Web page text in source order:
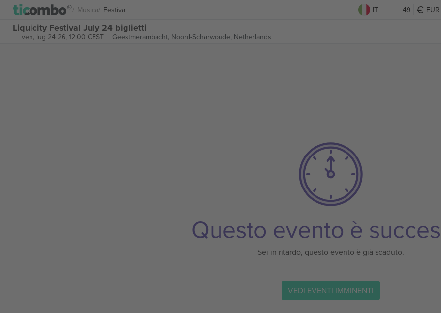
Musica Festival IT +49 EUR
Liquicity Festival July 24 biglietti
ven, lug 24 26, 12:00 CEST Geestmerambacht, Noord-Scharwoude, Netherlands
Questo evento è
Sei in ritardo, questo evento è già scaduto.
VEDI EVENTI IMMINENTI